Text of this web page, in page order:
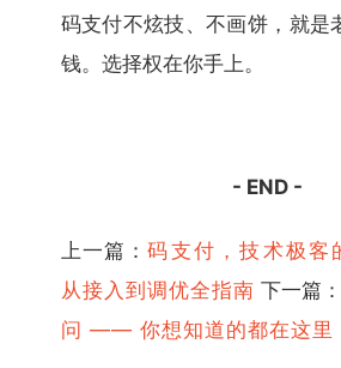
码支付不炫技、不画饼，就是
钱。选择权在你手上。
- END -
上一篇：码支付，技术极
从接入到调优全指南 下一篇
问 —— 你想知道的都在这里